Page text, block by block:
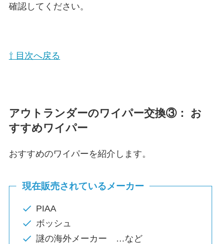
確認してください。
⇧ 目次へ戻る
アウトランダーのワイパー交換③： お
すすめワイパー
おすすめのワイパーを紹介します。
現在販売されているメーカー
PIAA
ボッシュ
謎の海外メーカー …など